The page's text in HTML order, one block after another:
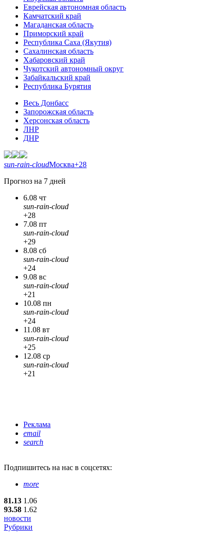
Еврейская автономная область
Камчатский край
Магаданская область
Приморский край
Республика Саха (Якутия)
Сахалинская область
Хабаровский край
Чукотский автономный округ
Забайкальский край
Республика Бурятия
Весь Донбасс
Запорожская область
Херсонская область
ЛНР
ДНР
sun-rain-cloudМосква+28
Прогноз на 7 дней
6.08 чт
sun-rain-cloud
+28
7.08 пт
sun-rain-cloud
+29
8.08 сб
sun-rain-cloud
+24
9.08 вс
sun-rain-cloud
+21
10.08 пн
sun-rain-cloud
+24
11.08 вт
sun-rain-cloud
+25
12.08 ср
sun-rain-cloud
+21
Реклама
email
search
Подпишитесь на нас в соцсетях:
more
81.13 1.06
93.58 1.62
новости
Рубрики